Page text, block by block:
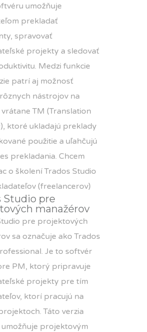
umožňuje
prekladať
spravovať
projekty a sledovať
Medzi funkcie
patrí aj možnosť
nástrojov na
TM (Translation
ktoré ukladajú preklady
použitie a uľahčujú
prekladania. Chcem
o školení Trados Studio
(freelancerov)
Studio pre
manažérov
pre projektových
sa označuje ako Trados
Je to softvér
PM, ktorý pripravuje
projekty pre tím
ktorí pracujú na
Táto verzia
projektovým